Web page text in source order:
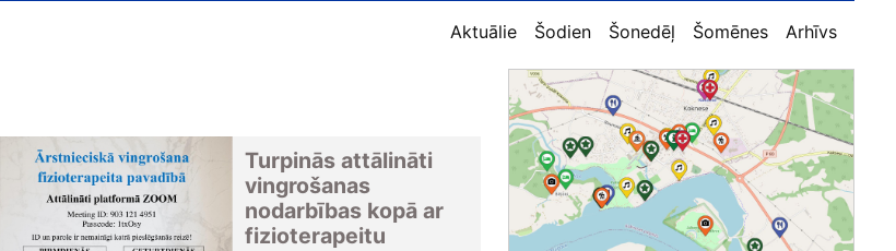
Aktuālie Šodien Šonedēļ Šomēnes Arhīvs
Turpinās attālināti
vingrošanas
nodarbības kopā ar
fizioterapeitu